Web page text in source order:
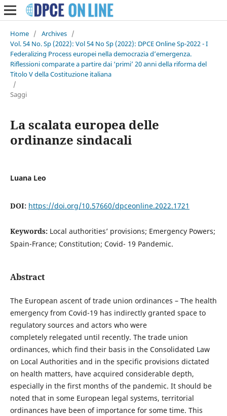
Home / Archives /
Vol. 54 No. Sp (2022): Vol 54 No Sp (2022): DPCE Online Sp-2022 - I
Federalizing Process europei nella democrazia d’emergenza.
Riflessioni comparate a partire dai ‘primi’ 20 anni della riforma del
Titolo V della Costituzione italiana
/
Saggi
La scalata europea delle
ordinanze sindacali
Luana Leo
DOI: https://doi.org/10.57660/dpceonline.2022.1721
Keywords: Local authorities’ provisions; Emergency Powers;
Spain-France; Constitution; Covid- 19 Pandemic.
Abstract
The European ascent of trade union ordinances – The health
emergency from Covid-19 has indirectly granted space to
regulatory sources and actors who were
completely relegated until recently. The trade union
ordinances, which find their basis in the Consolidated Law
on Local Authorities and in the specific provisions dictated
on health matters, have acquired considerable depth,
especially in the first months of the pandemic. It should be
noted that in some European legal systems, territorial
ordinances have been of importance for some time. This